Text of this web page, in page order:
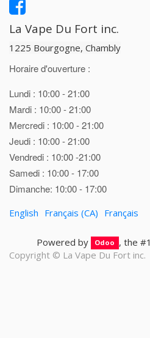
La Vape Du Fort inc.
1225 Bourgogne, Chambly
Horaire d'ouverture :
Lundi : 10:00 - 21:00
Mardi : 10:00 - 21:00
Mercredi : 10:00 - 21:00
Jeudi : 10:00 - 21:00
Vendredi : 10:00 -21:00
Samedi : 10:00 - 17:00
Dimanche: 10:00 - 17:00
English Français (CA) Français
Powered by Odoo , the #1
Copyright © La Vape Du Fort inc.